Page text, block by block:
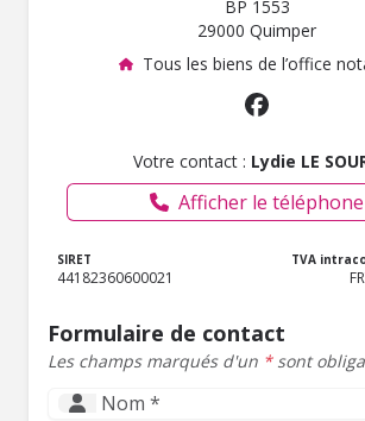
BP 1553
29000 Quimper
Tous les biens de l’office
Votre contact : Lydie LE
Afficher le téléphone
SIRET
44182360600021
TVA
Formulaire de contact
Les champs marqués d'un *sont